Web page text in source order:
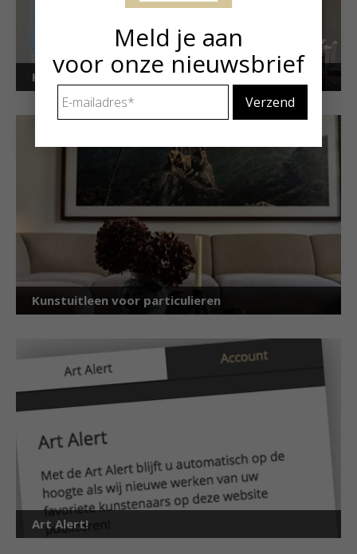
Kunstuitleen voor bedrijven
Kunstuitleen voor particulieren
Art Alert!
Meld je aan
voor onze nieuwsbrief
mailadres *